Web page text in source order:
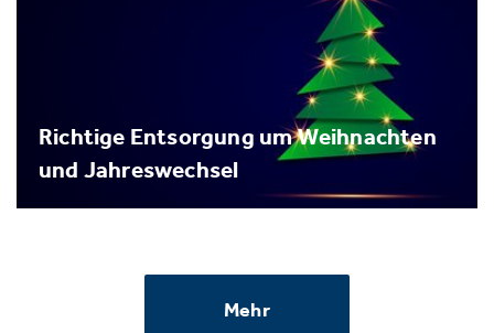
Richtige Entsorgung um Weihnachten
und Jahreswechsel
Mehr